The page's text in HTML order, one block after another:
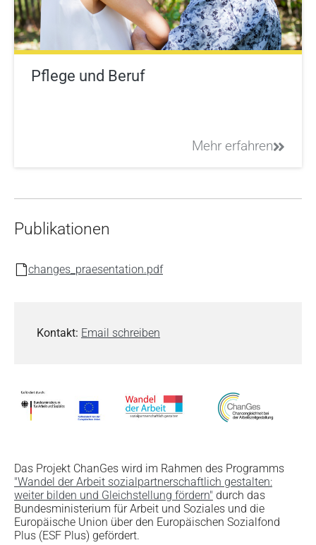
Pflege und Beruf
Mehr erfahren
Publikationen
changes_praesentation.pdf
Kontakt: Email schreiben
Das Projekt ChanGes wird im Rahmen des Programms
"Wandel der Arbeit sozialpartnerschaftlich gestalten:
weiter bilden und Gleichstellung fördern" durch das
Bundesministerium für Arbeit und Soziales und die
Europäische Union über den Europäischen Sozialfond
Plus (ESF Plus) gefördert.